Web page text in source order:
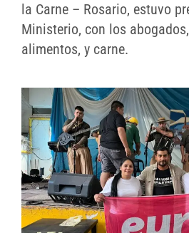
la Carne – Rosario, estuvo
Ministerio, con los
alimentos, y carne.